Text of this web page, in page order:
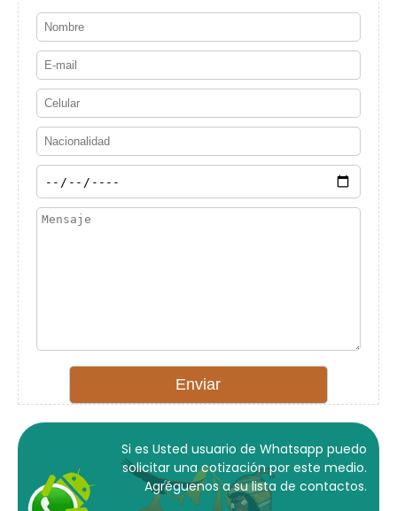
Si es Usted usuario de Whatsapp puedo
solicitar una cotización por este medio.
Agréguenos a su lista de contactos.